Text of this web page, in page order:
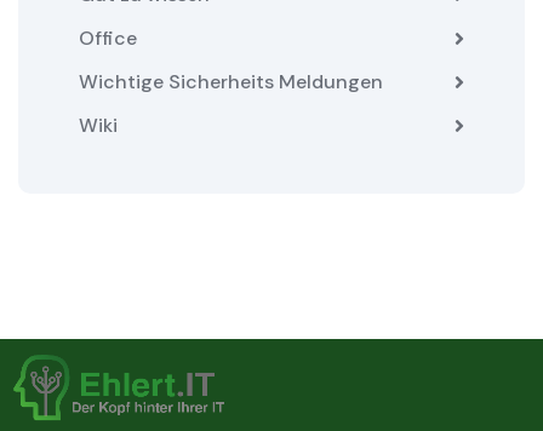
Office
Wichtige Sicherheits Meldungen
Wiki